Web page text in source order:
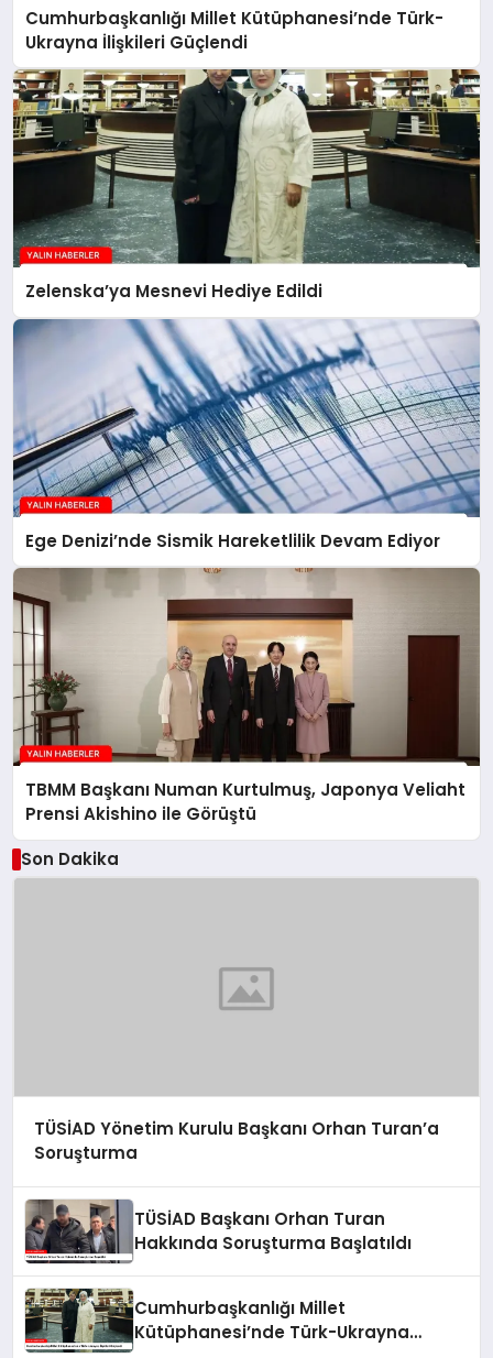
Cumhurbaşkanlığı Millet Kütüphanesi’nde Türk-
Ukrayna İlişkileri Güçlendi
Zelenska’ya Mesnevi Hediye Edildi
Ege Denizi’nde Sismik Hareketlilik Devam Ediyor
TBMM Başkanı Numan Kurtulmuş, Japonya Veliaht
Prensi Akishino ile Görüştü
Son Dakika
TÜSİAD Yönetim Kurulu Başkanı Orhan Turan’a
Soruşturma
TÜSİAD Başkanı Orhan Turan
Hakkında Soruşturma Başlatıldı
Cumhurbaşkanlığı Millet
Kütüphanesi’nde Türk-Ukrayna